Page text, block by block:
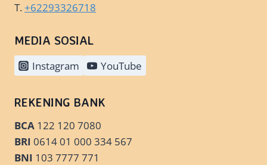
T.+62293326718
MEDIA SOSIAL
Instagram YouTube
REKENING BANK
BCA 122 120 7080
BRI 0614 01 000 334 567
BNI 103 7777 771